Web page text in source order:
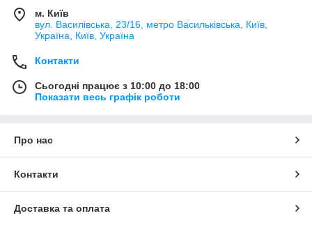
м. Київ
вул. Василівська, 23/16, метро Васильківська, Київ,
Україна, Київ, Україна
Контакти
Сьогодні працює з 10:00 до 18:00
Показати весь графік роботи
Про нас
Контакти
Доставка та оплата